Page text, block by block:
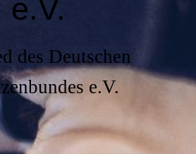
e.V.
des Deutschen
e.V.